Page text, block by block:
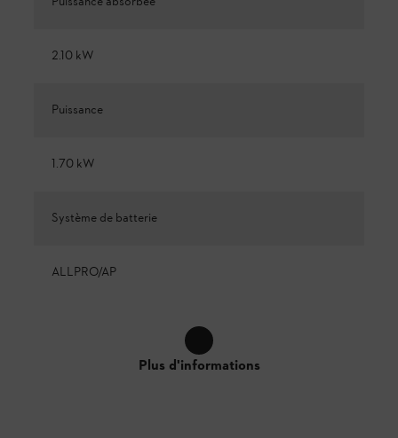
2.10 kW
Puissance
1.70 kW
Système de batterie
ALLPRO/AP
Plus d'informations